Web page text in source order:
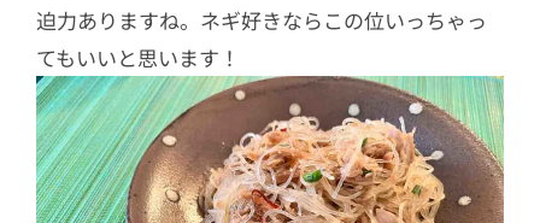
迫力ありますね。ネギ好きならこの位いっちゃっ
てもいいと思います！